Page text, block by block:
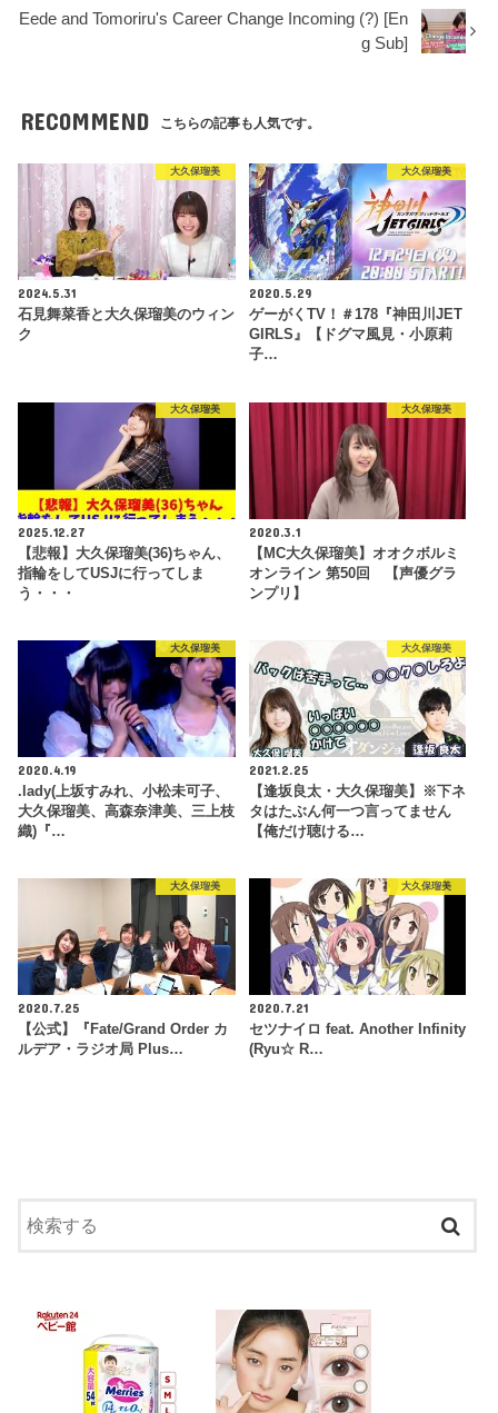
Eede and Tomoriru's Career Change Incoming (?) [En
g Sub]
RECOMMEND こちらの記事も人気です。
大久保瑠美
2024.5.31
石見舞菜香と大久保瑠美のウィン
ク
大久保瑠美
2020.5.29
ゲーがくTV！＃178『神田川JET
GIRLS』【ドグマ風見・小原莉
子…
大久保瑠美
2025.12.27
【悲報】大久保瑠美(36)ちゃん、
指輪をしてUSJに行ってしま
う・・・
大久保瑠美
2020.3.1
【MC大久保瑠美】オオクボルミ
オンライン 第50回 【声優グラ
ンプリ】
大久保瑠美
2020.4.19
.lady(上坂すみれ、小松未可子、
大久保瑠美、高森奈津美、三上枝
織)『…
大久保瑠美
2021.2.25
【逢坂良太・大久保瑠美】※下ネ
タはたぶん何一つ言ってません
【俺だけ聴ける…
大久保瑠美
2020.7.25
【公式】『Fate/Grand Order カ
ルデア・ラジオ局 Plus…
大久保瑠美
2020.7.21
セツナイロ feat. Another Infinity
(Ryu☆ R…